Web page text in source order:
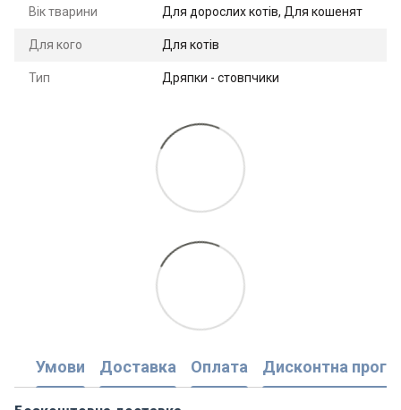
Вік тварини Для дорослих котів, Для кошенят
Для кого Для котів
Тип Дряпки - стовпчики
Умови Доставка Оплата Дисконтна